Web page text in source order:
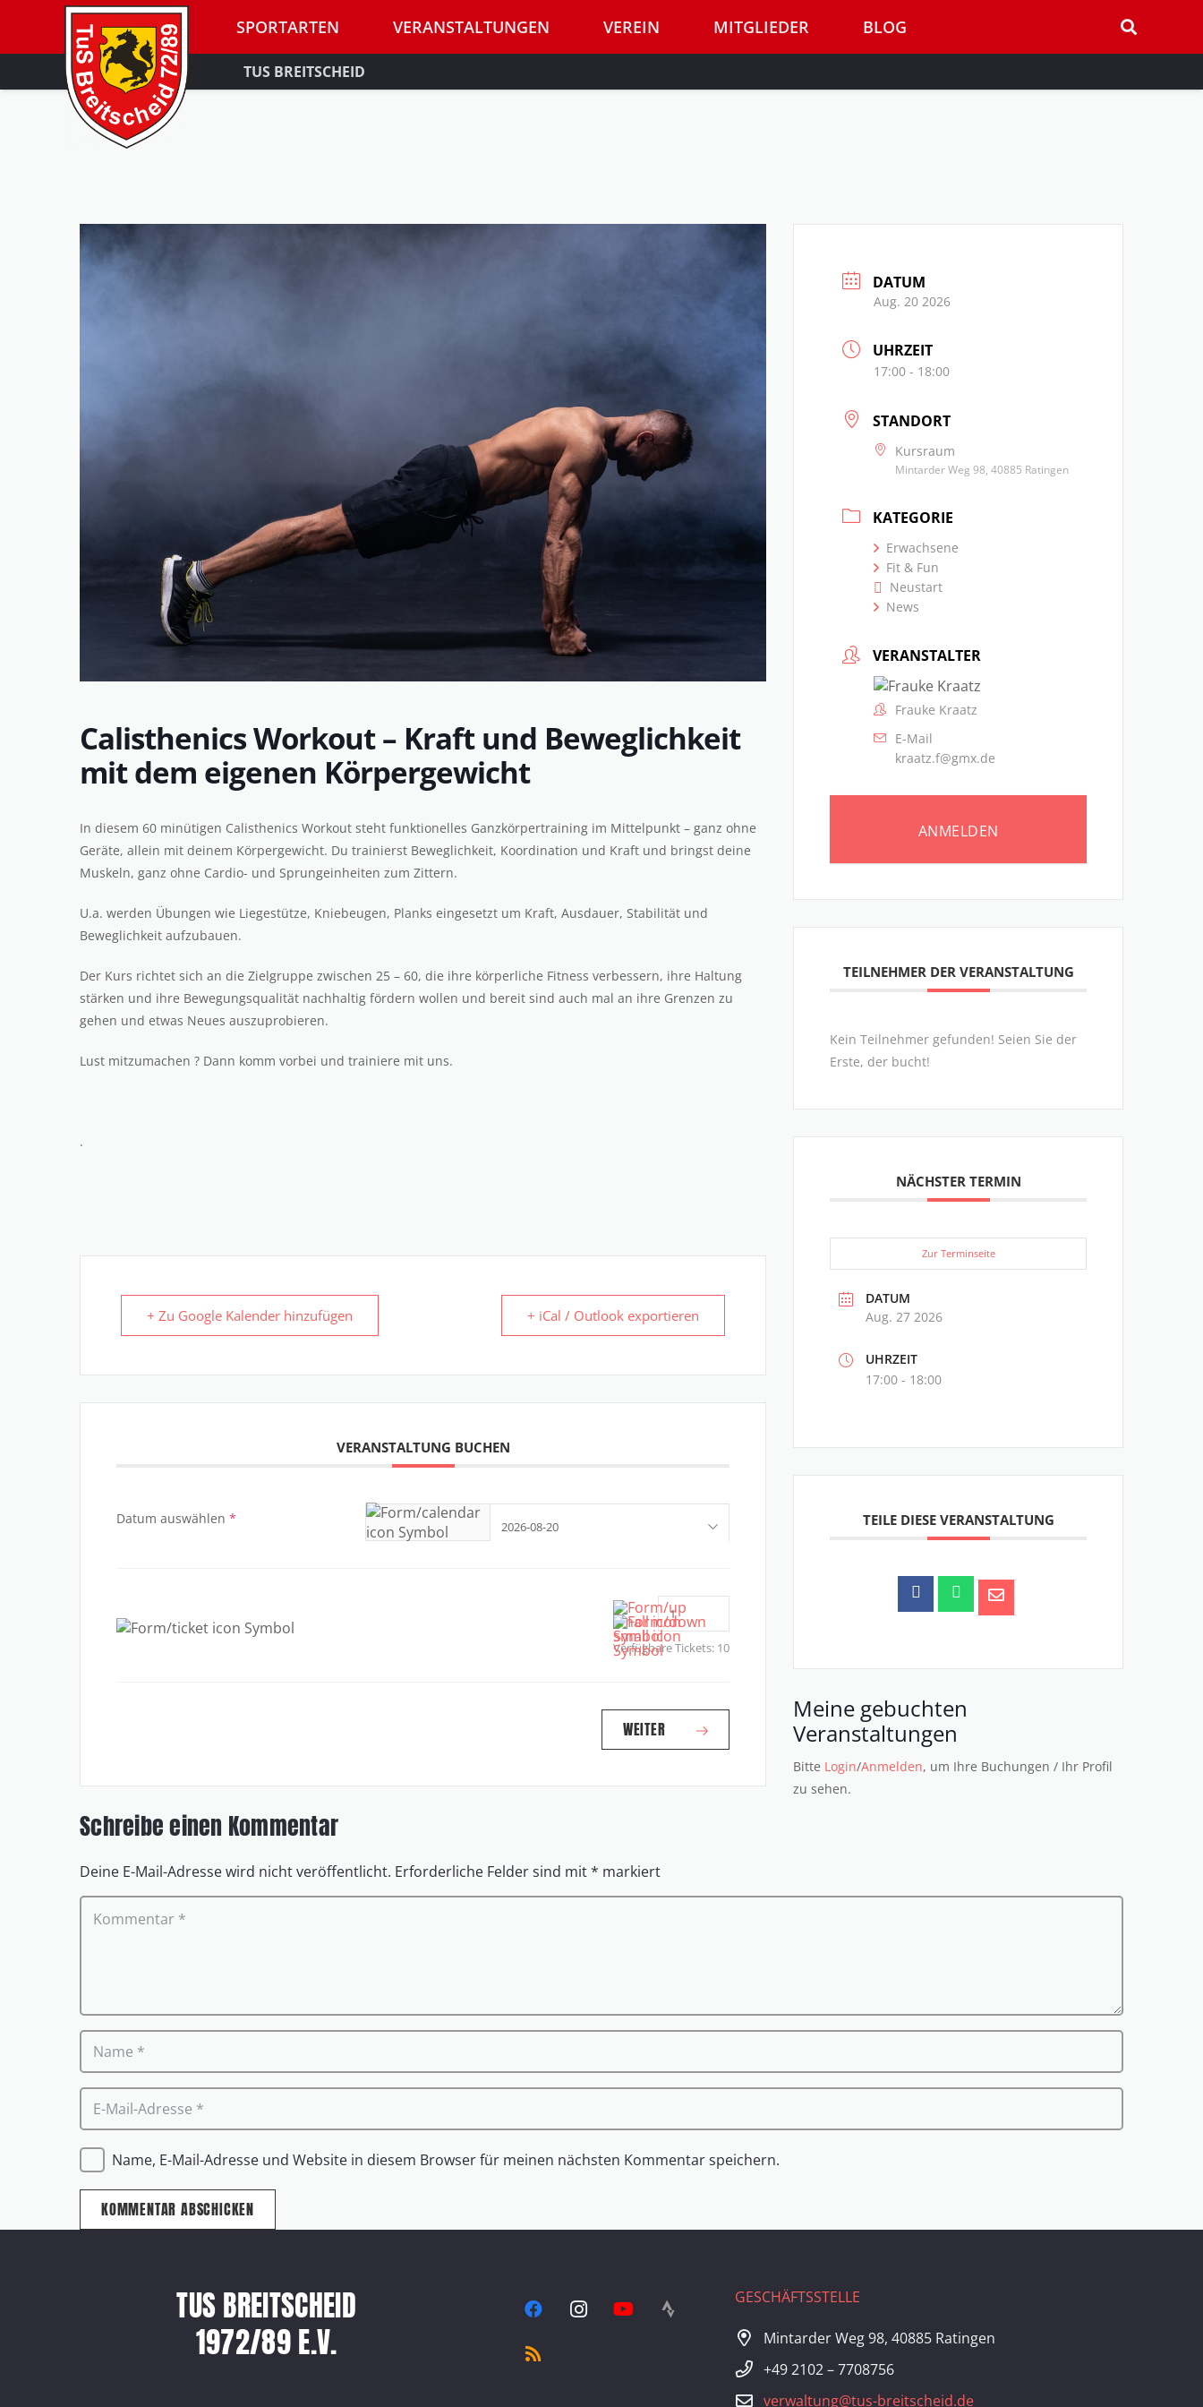
SPORTARTEN VERANSTALTUNGEN VEREIN MITGLIEDER BLOG
TUS BREITSCHEID
Calisthenics Workout – Kraft und Beweglichkeit
mit dem eigenen Körpergewicht
In diesem 60 minütigen Calisthenics Workout steht funktionelles Ganzkörpertraining im Mittelpunkt – ganz ohne
Geräte, allein mit deinem Körpergewicht. Du trainierst Beweglichkeit, Koordination und Kraft und bringst deine
Muskeln, ganz ohne Cardio- und Sprungeinheiten zum Zittern.
U.a. werden Übungen wie Liegestütze, Kniebeugen, Planks eingesetzt um Kraft, Ausdauer, Stabilität und
Beweglichkeit aufzubauen.
Der Kurs richtet sich an die Zielgruppe zwischen 25 – 60, die ihre körperliche Fitness verbessern, ihre Haltung
stärken und ihre Bewegungsqualität nachhaltig fördern wollen und bereit sind auch mal an ihre Grenzen zu
gehen und etwas Neues auszuprobieren.
Lust mitzumachen ? Dann komm vorbei und trainiere mit uns.
.
+ Zu Google Kalender hinzufügen + iCal / Outlook exportieren
VERANSTALTUNG BUCHEN
Datum auswählen *
Verfügbare Tickets: 10
WEITER
DATUM
Aug. 20 2026
UHRZEIT
17:00 - 18:00
STANDORT
Kursraum
Mintarder Weg 98, 40885 Ratingen
KATEGORIE
Erwachsene
Fit & Fun
Neustart
News
VERANSTALTER
Frauke Kraatz
E-Mail
kraatz.f@gmx.de
ANMELDEN
TEILNEHMER DER VERANSTALTUNG
Kein Teilnehmer gefunden! Seien Sie der
Erste, der bucht!
NÄCHSTER TERMIN
Zur Terminseite
DATUM
Aug. 27 2026
UHRZEIT
17:00 - 18:00
TEILE DIESE VERANSTALTUNG
Meine gebuchten
Veranstaltungen
Bitte Login/Anmelden, um Ihre Buchungen / Ihr Profil
zu sehen.
Schreibe einen Kommentar
Deine E-Mail-Adresse wird nicht veröffentlicht. Erforderliche Felder sind mit* markiert
Name, E-Mail-Adresse und Website in diesem Browser für meinen nächsten Kommentar speichern.
KOMMENTAR ABSCHICKEN
TUS BREITSCHEID
1972/89 E.V.
GESCHÄFTSSTELLE
Mintarder Weg 98, 40885 Ratingen
+49 2102 – 7708756
verwaltung@tus-breitscheid.de